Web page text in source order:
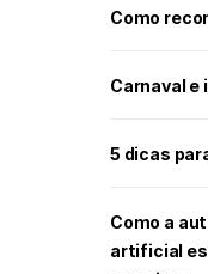
Como
Carnaval
5 dicas
Como a
artificial